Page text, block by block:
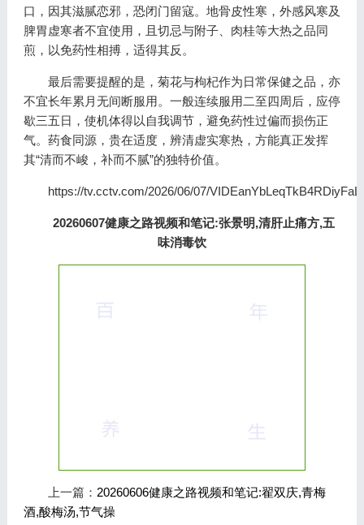
口，因其滋腻恋邪，恐闭门留寇。地骨皮性寒，外感风寒及
脾胃虚寒者不宜使用，且切忌与附子、肉桂等大热之品同
煎，以免药性相搏，适得其反。
最后需要提醒的是，菊花与枸杞作为日常保健之品，亦
不宜长年累月无间断服用。一般连续服用二至四周后，应停
歇三五日，使机体得以自我调节，避免药性过偏而损伤正
气。药食同源，贵在适度，辨清虚实寒热，方能真正发挥
其“清而不峻，补而不腻”的独特价值。
https://tv.cctv.com/2026/06/07/
20260607健康之路视频和笔记:张景明,清肝止痛方,五
味消毒饮
上一篇： 20260606健康之路视频和笔记:翟双庆,青梅
酒,酸梅汤,节气操